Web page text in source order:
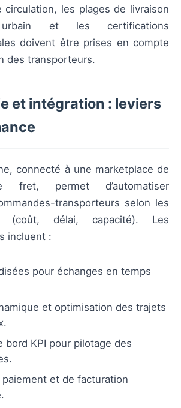
circulation, les plages de livraison
et les certifications
doivent être prises en compte
des transporteurs.
et intégration : leviers
connecté à une marketplace de
fret, permet d’automatiser
transporteurs selon les
(coût, délai, capacité). Les
incluent :
pour échanges en temps
et optimisation des trajets
bord KPI pour pilotage des
paiement et de facturation